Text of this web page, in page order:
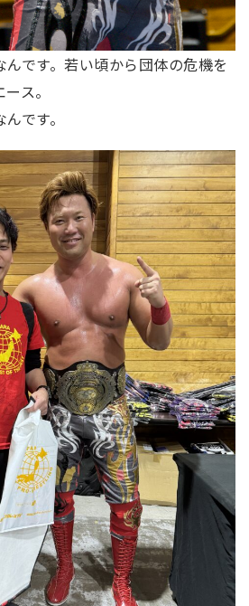
です。若い頃から団体の危機を
ス。
です。